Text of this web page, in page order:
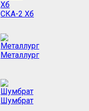
СКА-2 Хб
Металлург
Шумбрат